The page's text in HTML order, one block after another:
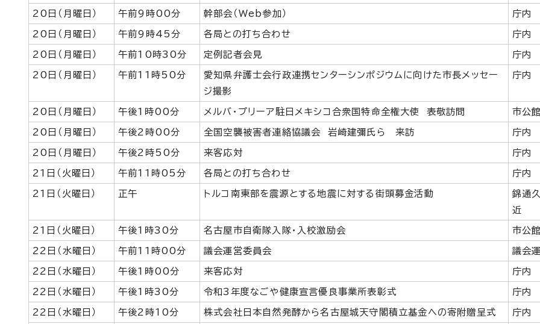
20日（月曜日） 午前9時00分 幹部会（Web参加） 庁内
20日（月曜日） 午前9時45分 各局との打ち合わせ 庁内
20日（月曜日） 午前10時30分 定例記者会見 庁内
20日（月曜日） 午前11時50分
愛知県弁護士会行政連携センターシンポジウムに向けた市長メッセー
ジ撮影
庁内
20日（月曜日） 午後1時00分 メルバ・プリーア駐日メキシコ合衆国特命全権大使 表敬訪問 市公館
20日（月曜日） 午後2時00分 全国空襲被害者連絡協議会 岩崎建彌氏ら 来訪 庁内
20日（月曜日） 午後2時50分 来客応対 庁内
21日（火曜日） 午前11時05分 各局との打ち合わせ 庁内
21日（火曜日） 正午 トルコ南東部を震源とする地震に対する街頭募金活動
錦通
近
21日（火曜日） 午後1時30分 名古屋市自衛隊入隊・入校激励会 市公館
22日（水曜日） 午前11時00分 議会運営委員会 議会
22日（水曜日） 午後1時00分 来客応対 庁内
22日（水曜日） 午後1時30分 令和3年度なごや健康宣言優良事業所表彰式 庁内
22日（水曜日） 午後2時10分 株式会社日本自然発酵から名古屋城天守閣積立基金への寄附贈呈式 庁内